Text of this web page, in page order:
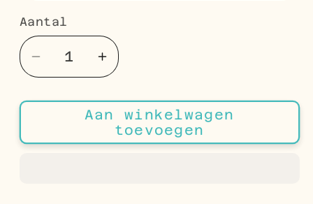
Aantal
Aantal
Aantal
verlagen
voor
Zilveren
Vierkante
Aantal
verhogen
voor
Zilveren
Vierkante
Aan winkelwagen
toevoegen